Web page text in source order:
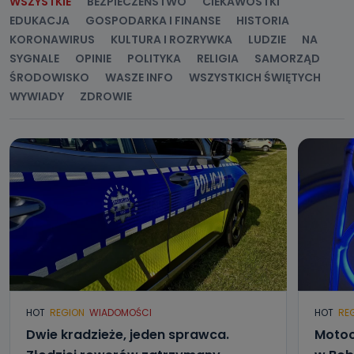
EDUKACJA
GOSPODARKA I FINANSE
HISTORIA
KORONAWIRUS
KULTURA I ROZRYWKA LUDZIE
NA
SYGNALE
OPINIE POLITYKA RELIGIA
SAMORZĄD
ŚRODOWISKO
WASZE INFO
WSZYSTKICH ŚWIĘTYCH
WYWIADY
ZDROWIE
HOT REGION WIADOMOŚCI
Dwie kradzieże, jeden sprawca.
HOT